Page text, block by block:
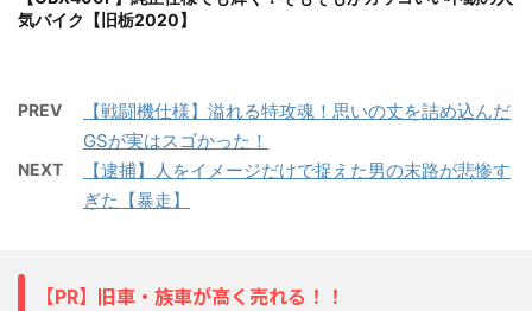
気バイク【旧栃2020】
PREV
【戦闘機仕様】溢れる特攻魂！思いの丈を詰め込んだ
GSが実はスゴかった！
NEXT
【逮捕】人をイメージだけで捉えた男の末路が悲惨す
ぎた【暴走】
【PR】旧車・族車が高く売れる！！